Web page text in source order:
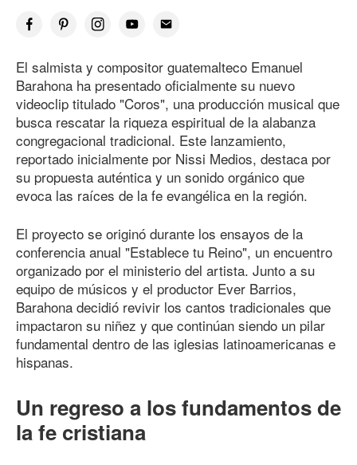
El salmista y compositor guatemalteco Emanuel
Barahona ha presentado oficialmente su nuevo
videoclip titulado "Coros", una producción musical que
busca rescatar la riqueza espiritual de la alabanza
congregacional tradicional. Este lanzamiento,
reportado inicialmente por Nissi Medios, destaca por
su propuesta auténtica y un sonido orgánico que
evoca las raíces de la fe evangélica en la región.
El proyecto se originó durante los ensayos de la
conferencia anual "Establece tu Reino", un encuentro
organizado por el ministerio del artista. Junto a su
equipo de músicos y el productor Ever Barrios,
Barahona decidió revivir los cantos tradicionales que
impactaron su niñez y que continúan siendo un pilar
fundamental dentro de las iglesias latinoamericanas e
hispanas.
Un regreso a los fundamentos de
la fe cristiana